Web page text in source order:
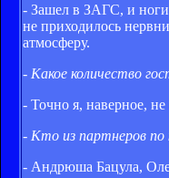
- Зашел в ЗАГС, и ноги
не приходилось
атмосферу.
- Какое количество
- Точно я, наверное, не
- Кто из партнеров по
- Андрюша Бацула,